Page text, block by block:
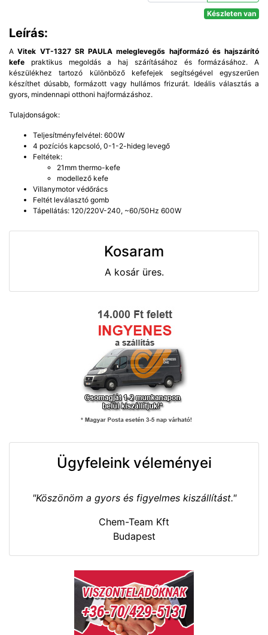
Készleten van
Leírás:
AVitek VT-1327 SR PAULA meleglevegős hajformázó és hajszárító
kefe praktikus megoldás a haj szárításához és formázásához. A
készülékhez tartozó különböző kefefejek segítségével egyszerűen
készíthet dúsabb, formázott vagy hullámos frizurát. Ideális választás a
gyors, mindennapi otthoni hajformázáshoz.
Tulajdonságok:
Teljesítményfelvétel: 600W
4 pozíciós kapcsoló, 0-1-2-hideg levegő
Feltétek:
21mm thermo-kefe
modellező kefe
Villanymotor védőrács
Feltét leválasztó gomb
Tápellátás: 120/220V-240, ~60/50Hz 600W
Kosaram
A kosár üres.
Ügyfeleink véleményei
"Köszönöm a gyors és figyelmes kiszállítást."
Chem-Team Kft
Budapest